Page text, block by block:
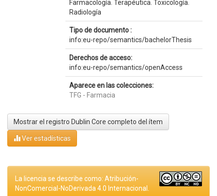
Farmacología. Terapéutica. Toxicología.
Radiología
Tipo de documento :
info:eu-repo/semantics/bachelorThesis
Derechos de acceso:
info:eu-repo/semantics/openAccess
Aparece en las colecciones:
TFG - Farmacia
Mostrar el registro Dublin Core completo del ítem
Ver estadísticas
La licencia se describe como: Atribución-
NonComercial-NoDerivada 4.0 Internacional.